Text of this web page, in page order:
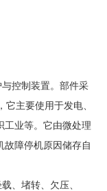
控制装置。部件采
主要使用于发电、
工业等。它由微处理
故障停机原因储存自
、堵转、欠压、